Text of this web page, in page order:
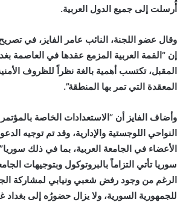
أُرسلت إلى جميع الدول العربية.
وقال عضو اللجنة، النائب عامر الفايز، في
إن “القمة العربية المزمع عقدها في العاصمة
المقبل، تكتسب أهمية بالغة نظراً للظروف
المعقدة التي تمر بها المنطقة”.
وأضاف الفايز أن “الاستعدادات الخاصة
النواحي اللوجستية والإدارية، وقد تم توجيه
الأعضاء في الجامعة العربية، بما في ذلك
سوريا تأتي التزاماً بالبروتوكول وبتوجيهات
الرغم من وجود رفض شعبي ونيابي لمشاركة
للجمهورية السورية، ولا يزال حضورُه إلى بغداد